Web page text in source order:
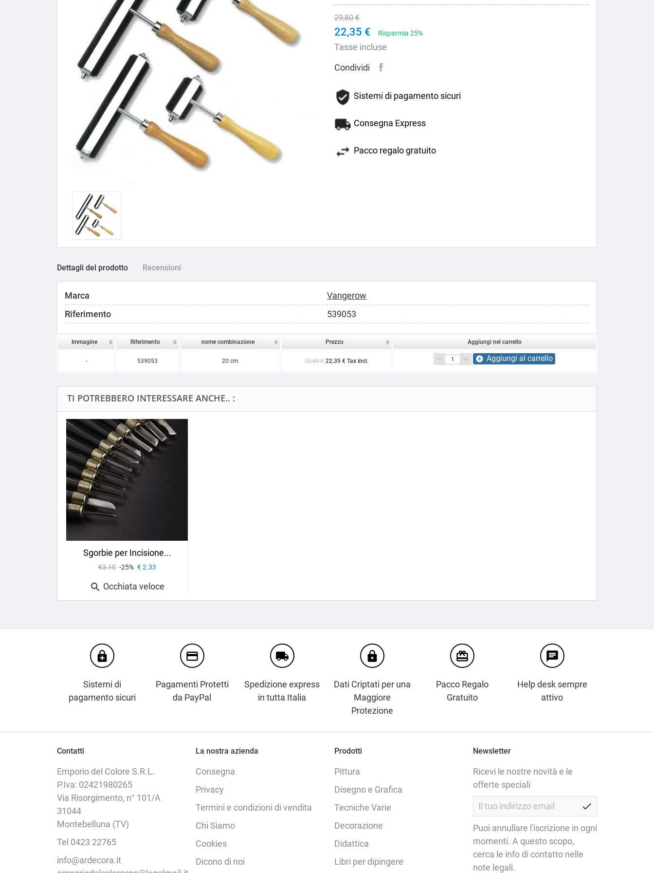
29,80 €
22,35 € Risparmia 25%
Tasse incluse
Condividi
Sistemi di pagamento sicuri
Consegna Express
Pacco regalo gratuito
Dettagli del prodotto Recensioni
Marca
Vangerow
Riferimento
539053
Immagine Riferimento nome combinazione Prezzo Aggiungi nel carrello
- 539053 20 cm 29,80 € 22,35 € Tax incl. add_circle Aggiungi al carrello
TI POTREBBERO INTERESSARE ANCHE.. :
Sgorbie per Incisione...
€3.10 -25% € 2.33
 Occhiata veloce
enhanced_encryption
Sistemi di
pagamento sicuri
credit_card
Pagamenti Protetti
da PayPal
local_shipping
Spedizione express
in tutta Italia
https
Dati Criptati per una
Maggiore
Protezione
card_giftcard
Pacco Regalo
Gratuito
chat
Help desk sempre
attivo
Contatti
Emporio del Colore S.R.L.
P.Iva: 02421980265
Via Risorgimento, n° 101/A
31044
Montebelluna (TV)
Tel 0423 22765
info@ardecora.it
La nostra azienda
Consegna
Privacy
Termini e condizioni di vendita
Chi Siamo
Cookies
Dicono di noi
Prodotti
Pittura
Disegno e Grafica
Tecniche Varie
Decorazione
Didattica
Libri per dipingere
Newsletter
Ricevi le nostre novità e le
offerte speciali
check
Puoi annullare l'iscrizione in ogni
momenti. A questo scopo,
cerca le info di contatto nelle
note legali.